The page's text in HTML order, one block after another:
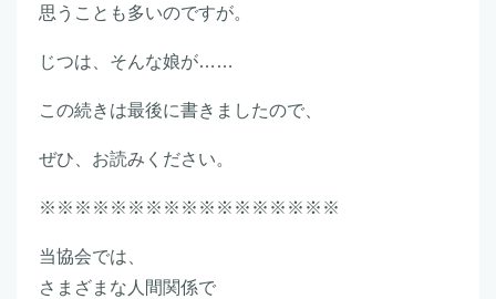
思うことも多いのですが。
じつは、そんな娘が……
この続きは最後に書きましたので、
ぜひ、お読みください。
※※※※※※※※※※※※※※※※※
当協会では、
さまざまな人間関係で